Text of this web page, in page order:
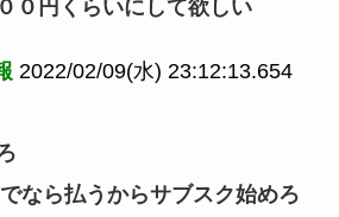
０円くらいにして欲しい
2022/02/09(水) 23:12:13.654
なら払うからサブスク始めろ